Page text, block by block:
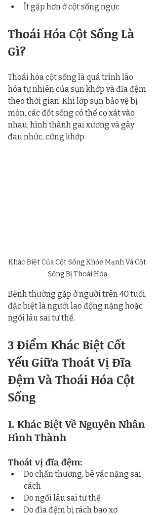
Ít gặp hơn ở cột sống ngực
Thoái Hóa Cột Sống Là
Gì?
Thoái hóa cột sống là quá trình lão
hóa tự nhiên của sụn khớp và đĩa đệm
theo thời gian. Khi lớp sụn bảo vệ bị
mòn, các đốt sống có thể cọ xát vào
nhau, hình thành gai xương và gây
đau nhức, cứng khớp.
Khác Biệt Của Cột Sống Khỏe Mạnh Và Cột
Sống Bị Thoái Hóa.
Bệnh thường gặp ở người trên 40 tuổi,
đặc biệt là người lao động nặng hoặc
ngồi lâu sai tư thế.
3 Điểm Khác Biệt Cốt
Yếu Giữa Thoát Vị Đĩa
Đệm Và Thoái Hóa Cột
Sống
1. Khác Biệt Về Nguyên Nhân
Hình Thành
Thoát vị đĩa đệm:
Do chấn thương, bê vác nặng sai
cách
Do ngồi lâu sai tư thế
Do đĩa đệm bị rách bao xơ